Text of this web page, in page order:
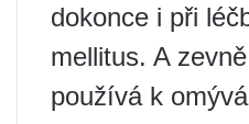
dokonce i při
mellitus. A
používá k